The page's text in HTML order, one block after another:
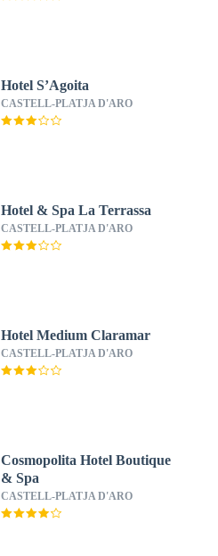
Hotel S’Agoita
CASTELL-PLATJA D'ARO
Hotel & Spa La Terrassa
CASTELL-PLATJA D'ARO
Hotel Medium Claramar
CASTELL-PLATJA D'ARO
Cosmopolita Hotel Boutique
& Spa
CASTELL-PLATJA D'ARO